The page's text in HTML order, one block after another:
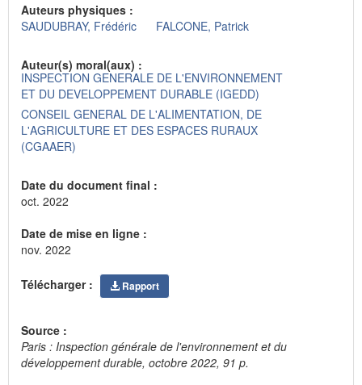
Auteurs physiques :
SAUDUBRAY, Frédéric
FALCONE, Patrick
Auteur(s) moral(aux) :
INSPECTION GENERALE DE L'ENVIRONNEMENT
ET DU DEVELOPPEMENT DURABLE (IGEDD)
CONSEIL GENERAL DE L'ALIMENTATION, DE
L'AGRICULTURE ET DES ESPACES RURAUX
(CGAAER)
Date du document final :
oct. 2022
Date de mise en ligne :
nov. 2022
Télécharger : Rapport
Source :
Paris : Inspection générale de l'environnement et du
développement durable, octobre 2022, 91 p.